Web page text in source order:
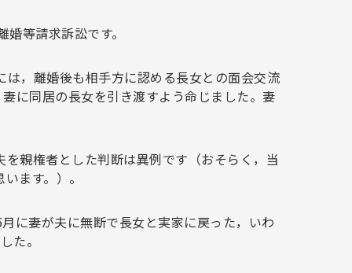
等請求訴訟です。
，離婚後も相手方に認める長女との面会交流
に同居の長女を引き渡すよう命じました。妻
親権者とした判断は異例です（おそらく，当
ます。）。
に妻が夫に無断で長女と実家に戻った，いわ
た。